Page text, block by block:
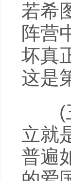
若希
阵营
坏真
这是
(三)
立就
普遍